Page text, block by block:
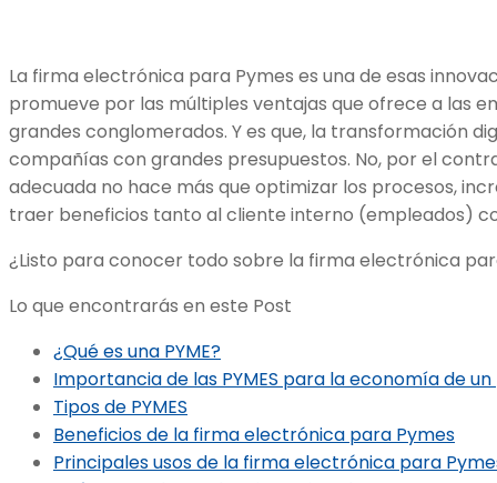
La firma electrónica para Pymes es una de esas
promueve por las múltiples ventajas que ofrece a las
grandes conglomerados. Y es que, la transformación
compañías con grandes presupuestos. No, por el
adecuada no hace más que optimizar los procesos,
traer beneficios tanto al cliente interno (empleados)
¿Listo para conocer todo sobre la firma electrónica
Lo que encontrarás en este Post
¿Qué es una PYME?
Importancia de las PYMES para la economía de
Tipos de PYMES
Beneficios de la firma electrónica para Pymes
Principales usos de la firma electrónica para